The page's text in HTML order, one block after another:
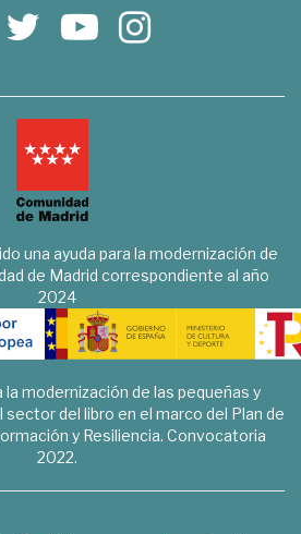
una ayuda para la modernización de
de Madrid correspondiente al año
2024
la modernización de las pequeñas y
del libro en el marco del Plan de
y Resiliencia. Convocatoria
2022.